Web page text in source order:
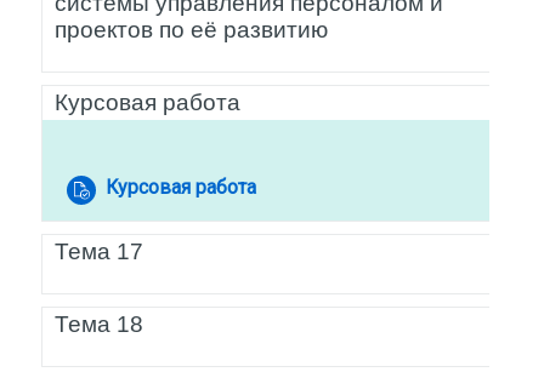
проектов по её развитию
Курсовая работа
Курсовая работа
Задание
Тема 17
Тема 18